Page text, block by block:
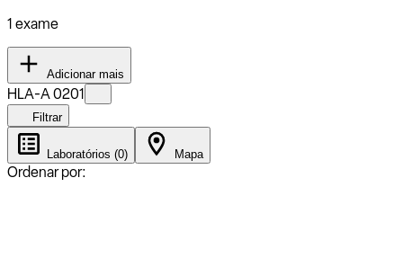
1 exame
Adicionar mais
HLA-A 0201
Filtrar
Laboratórios (0) Mapa
Ordenar por: